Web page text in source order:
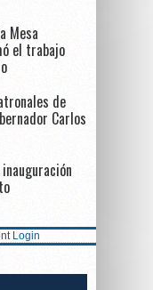
Mesa
el trabajo
de
Carlos
Login